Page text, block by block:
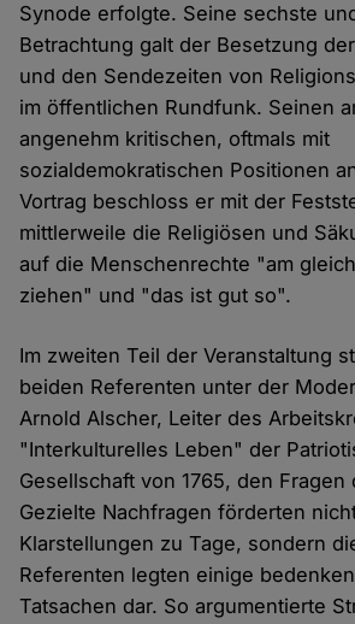
Synode erfolgte. Seine sechste
Betrachtung galt der Besetzung
und den Sendezeiten von
im öffentlichen Rundfunk. Seinen
angenehm kritischen, oftmals mit
sozialdemokratischen Positionen
Vortrag beschloss er mit der
mittlerweile die Religiösen und
auf die Menschenrechte "am
ziehen" und "das ist gut so".
Im zweiten Teil der Veranstaltung
beiden Referenten unter der
Arnold Alscher, Leiter des
"Interkulturelles Leben" der
Gesellschaft von 1765, den Fragen
Gezielte Nachfragen förderten
Klarstellungen zu Tage, sondern
Referenten legten einige
Tatsachen dar. So argumentierte